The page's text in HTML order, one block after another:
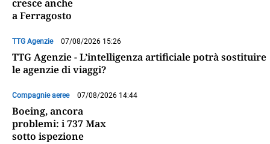
cresce anche
a Ferragosto
TTG Agenzie 07/08/2026 15:26
TTG Agenzie - L’intelligenza artificiale potrà sostituire
le agenzie di viaggi?
Compagnie aeree 07/08/2026 14:44
Boeing, ancora
problemi: i 737 Max
sotto ispezione